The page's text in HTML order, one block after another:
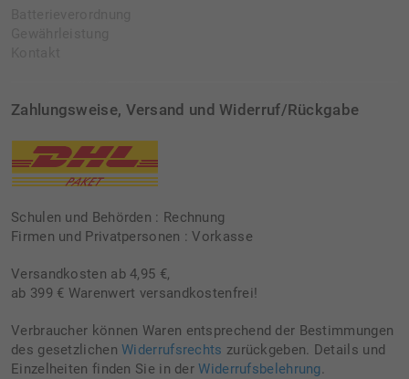
Zahlungsweise, Versand und Widerruf/Rückgabe
Schulen und Behörden : Rechnung
Firmen und Privatpersonen : Vorkasse
Versandkosten ab 4,95 €,
ab 399 € Warenwert versandkostenfrei!
Verbraucher können Waren entsprechend der Bestimmungen
des gesetzlichenWiderrufsrechts zurückgeben. Details und
Einzelheiten finden Sie in derWiderrufsbelehrung.